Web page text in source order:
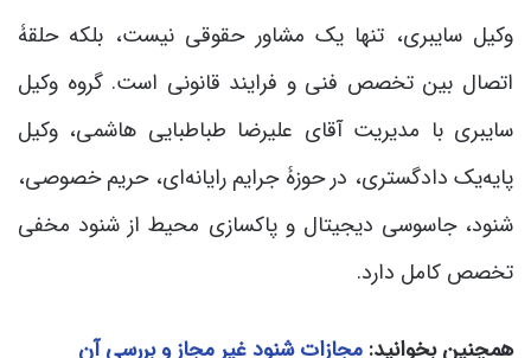
وکیل سایبری، تنها یک مشاور حقوقی نیست، بلکه حلقۀ
اتصال بین تخصص فنی و فرایند قانونی است. گروه وکیل
سایبری با مدیریت آقای علیرضا طباطبایی هاشمی، وکیل
پایه‌یک دادگستری، در حوزۀ جرایم رایانه‌ای، حریم خصوصی،
شنود، جاسوسی دیجیتال و پاکسازی محیط از شنود مخفی
تخصص کامل دارد.
همچنین بخوانید: مجازات شنود غیر مجاز و بررسی آن